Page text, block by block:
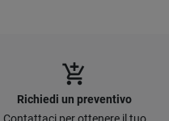
add_shopping_cart
Richiedi un preventivo